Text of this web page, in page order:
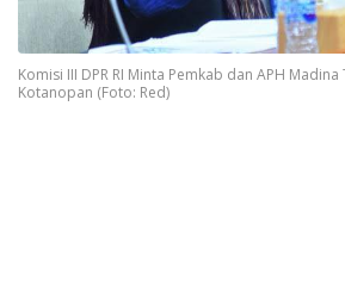
Komisi III DPR RI Minta Pemkab dan APH Madina
Kotanopan (Foto: Red)